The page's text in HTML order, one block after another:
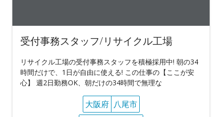
受付事務スタッフ/リサイクル工場
リサイクル工場の受付事務スタッフを積極採用中! 朝の34
時間だけで、1日が自由に使える! この仕事の【ここが安
心】 週2日勤務OK、朝だけの34時間で無理な
大阪府 八尾市